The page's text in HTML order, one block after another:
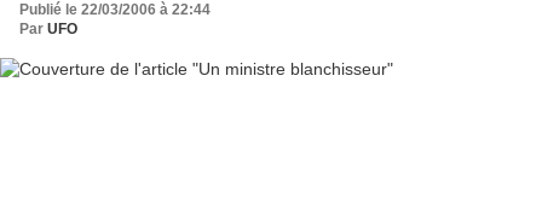
Publié le 22/03/2006 à 22:44
Par UFO